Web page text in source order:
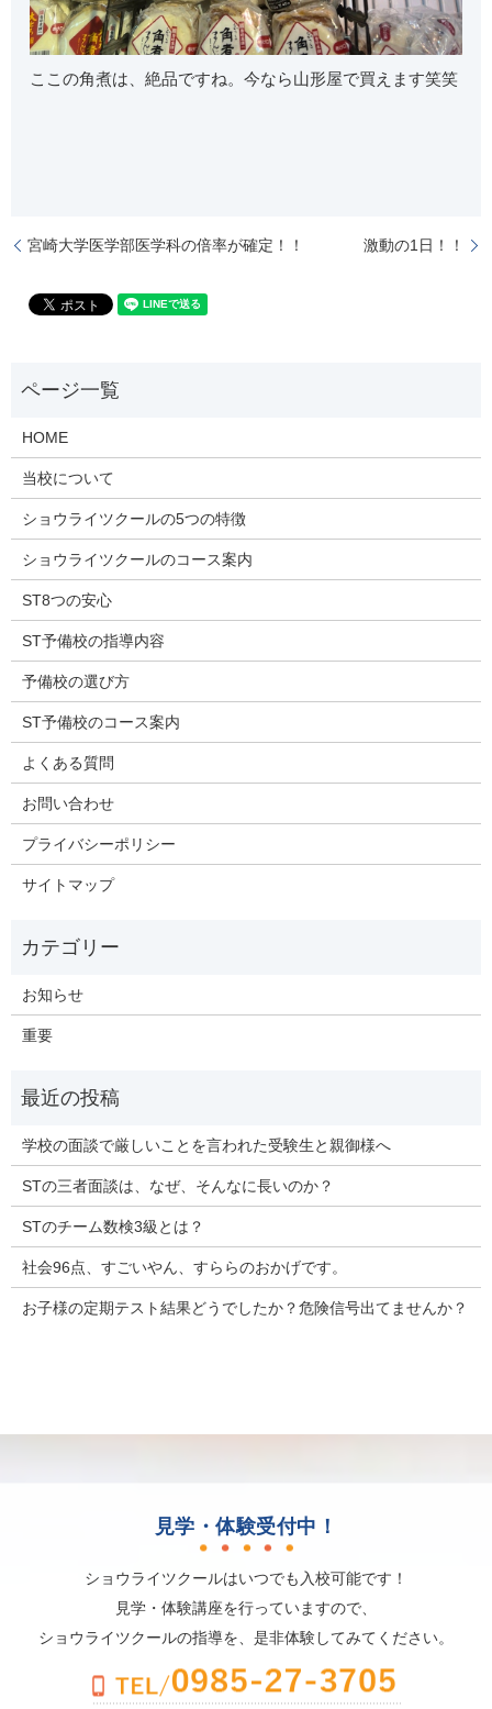
ここの角煮は、絶品ですね。今なら山形屋で買えます笑笑
宮崎大学医学部医学科の倍率が確定！！ 激動の1日！！
HOME
当校について
ショウライツクールの5つの特徴
ショウライツクールのコース案内
ST8つの安心
ST予備校の指導内容
予備校の選び方
ST予備校のコース案内
よくある質問
お問い合わせ
プライバシーポリシー
サイトマップ
お知らせ
重要
学校の面談で厳しいことを言われた受験生と親御様へ
STの三者面談は、なぜ、そんなに長いのか？
STのチーム数検3級とは？
社会96点、すごいやん、すららのおかげです。
お子様の定期テスト結果どうでしたか？危険信号出てませんか？
見学・体験受付中！
ショウライツクールはいつでも入校可能です！
見学・体験講座を行っていますので、
ショウライツクールの指導を、是非体験してみてください。